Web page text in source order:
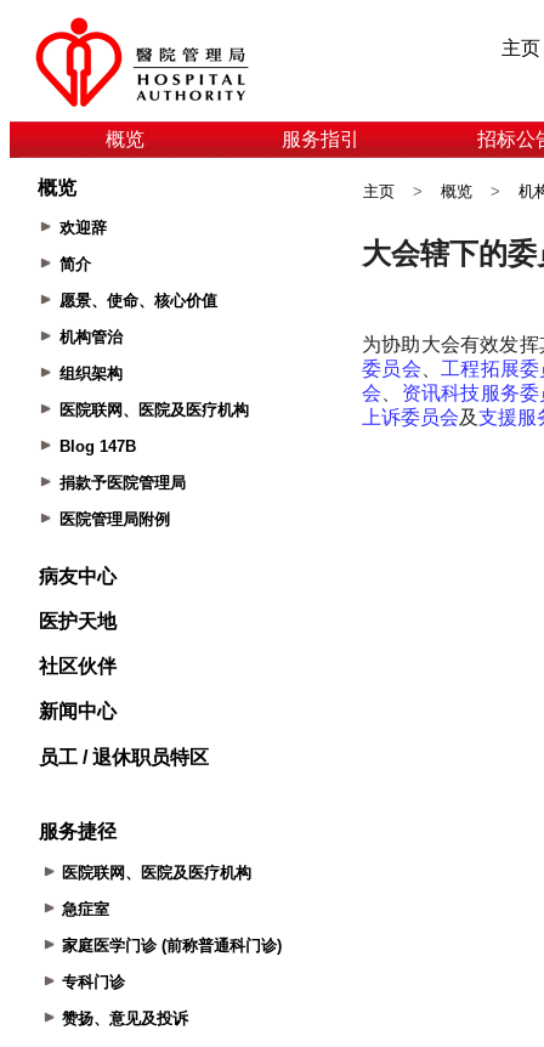
主页
概览 服务指引 招标公
概览
欢迎辞
简介
愿景、使命、核心价值
机构管治
组织架构
医院联网、医院及医疗机构
Blog 147B
捐款予医院管理局
医院管理局附例
病友中心
医护天地
社区伙伴
新闻中心
员工 / 退休职员特区
服务捷径
医院联网、医院及医疗机构
急症室
家庭医学门诊 (前称普通科门诊)
专科门诊
赞扬、意见及投诉
主页 > 概览 > 机